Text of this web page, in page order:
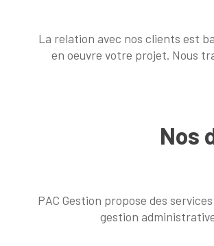
La relation avec nos clients est
en oeuvre votre projet. Nous
Nos
PAC Gestion propose des
gestion